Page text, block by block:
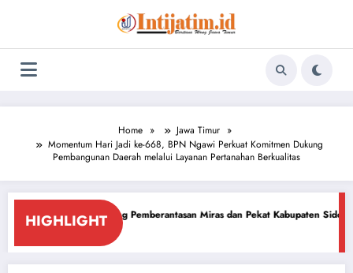
Home
Jawa Timur
Momentum Hari Jadi ke-668, BPN Ngawi Perkuat Komitmen Dukung
Pembangunan Daerah melalui Layanan Pertanahan Berkualitas
HIGHLIGHT
Pemberantasan Miras dan Pekat Kabupaten Sidoarjo Sidoarjo